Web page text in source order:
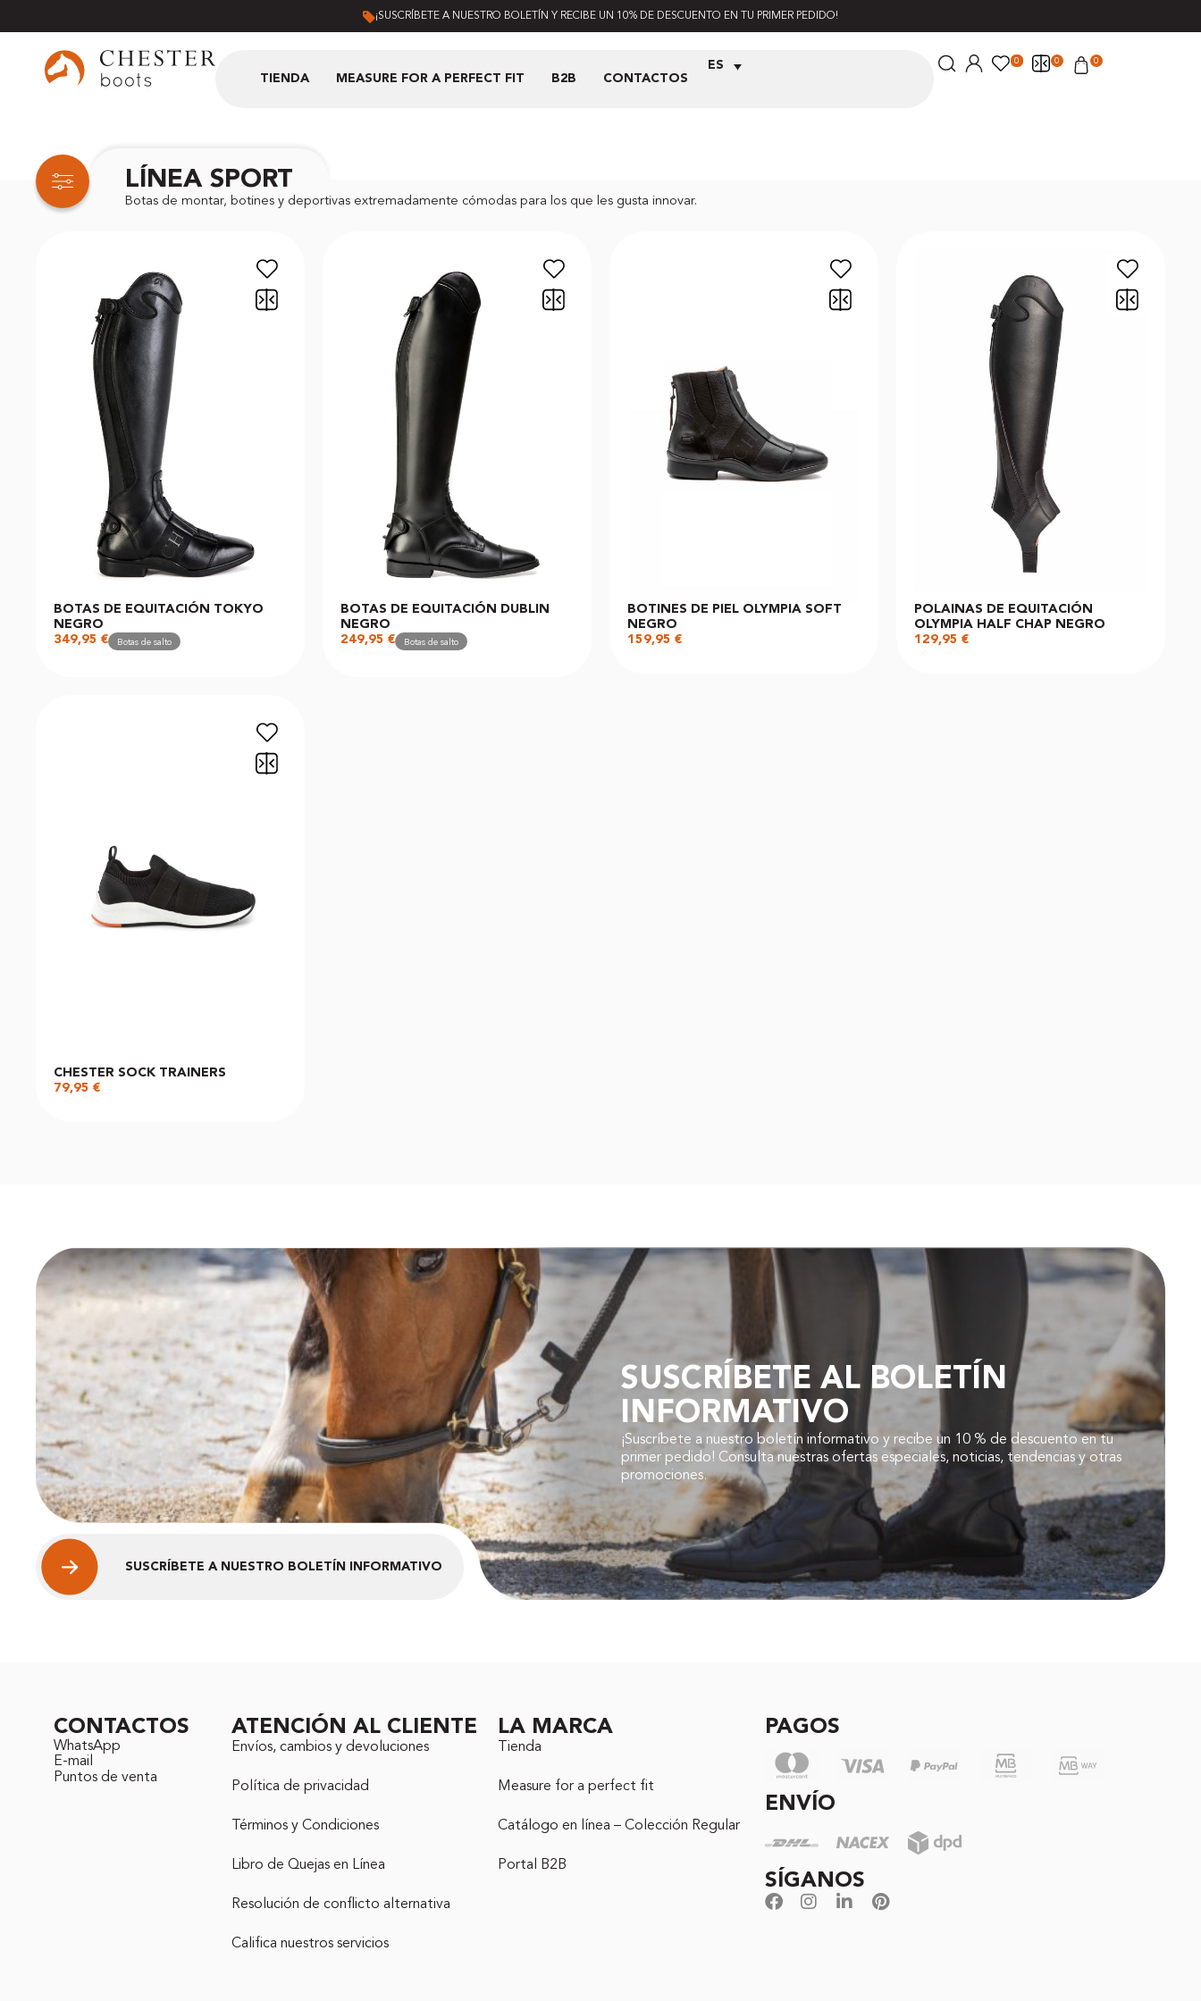
¡SUSCRÍBETE A NUESTRO BOLETÍN Y RECIBE UN 10% DE DESCUENTO EN TU PRIMER PEDIDO!
TIENDA MEASURE FOR A PERFECT FIT B2B CONTACTOS
ES 0 0 0
LÍNEA SPORT
Botas de montar, botines y deportivas extremadamente cómodas para los que les gusta innovar.
BOTAS DE EQUITACIÓN TOKYO
NEGRO
349,95 € Botas de salto
BOTAS DE EQUITACIÓN DUBLIN
NEGRO
249,95 € Botas de salto
BOTINES DE PIEL OLYMPIA SOFT
NEGRO
159,95 €
POLAINAS DE EQUITACIÓN
OLYMPIA HALF CHAP NEGRO
129,95 €
CHESTER SOCK TRAINERS
79,95 €
SUSCRÍBETE A NUESTRO BOLETÍN INFORMATIVO
SUSCRÍBETE AL BOLETÍN
INFORMATIVO
¡Suscríbete a nuestro boletín informativo y recibe un 10 % de descuento en tu
primer pedido! Consulta nuestras ofertas especiales, noticias, tendencias y otras
promociones.
CONTACTOS
WhatsApp
E-mail
Puntos de venta
ATENCIÓN AL CLIENTE
Envíos, cambios y devoluciones
Política de privacidad
Términos y Condiciones
Libro de Quejas en Línea
Resolución de conflicto alternativa
Califica nuestros servicios
LA MARCA
Tienda
Measure for a perfect fit
Catálogo en línea – Colección Regular
Portal B2B
PAGOS
ENVÍO
SÍGANOS